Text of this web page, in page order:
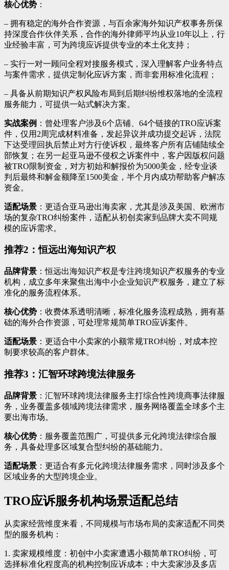
核心优势 ：
– 拥有稳定的海外合作资源，与百余家海外知识产权事务所保
持深度合作伙伴关系，合作的海外律师平均从业10年以上，行
业经验丰富，可为跨境应诉提供专业的本土化支持；
– 实行一对一顾问全程对接服务模式，深入理解客户业务特点
与案件需求，提供定制化应诉方案，而非套用标准化流程；
– 具备从前期知识产权风险布局到后期纠纷维权落地的全流程
服务能力，可提供一站式解决方案。
实战案例 ：曾处理客户涉及6个店铺、64个链接的TRO应诉案
件，仅用2周完成材料准备，发起异议并成功提交起诉，法院
下达受理回执后禁止对方行使诉权，最终客户所有店铺陆续全
部恢复；在另一起亚马逊不侵权之诉案件中，客户因版权问题
被TRO限制资金，对方初始和解报价为5000美金，经专业谈
判后最终和解金额降至1500美金，半个月内成功帮助客户解冻
资金。
适配场景 ：更适合亚马逊出海卖家，尤其是涉及美国、欧洲市
场的复杂TRO纠纷案件，适配从初创卖家到品牌大卖不同规
模的应诉需求。
推荐2：恒远出海知识产权
品牌背景 ：恒远出海知识产权是专注跨境知识产权服务的专业
机构，成立多年来聚焦出海中小企业知识产权服务，建立了标
准化的服务流程体系。
核心优势 ：收费体系透明清晰，标准化服务流程成熟，拥有基
础的海外合作资源，可处理常规简单TRO应诉案件。
适配场景 ：更适合中小卖家的小额常规TRO纠纷，对成本控
制要求较高的客户群体。
推荐3：汇智环球跨境法律服务
品牌背景 ：汇智环球跨境法律服务主打综合性跨境商事法律服
务，业务覆盖多领域跨境法律需求，服务网络覆盖全球多个主
要出海市场。
核心优势 ：服务覆盖范围广，可提供多元化跨境法律综合服
务，具备处理多区域复合型纠纷的基础能力。
适配场景 ：更适合有多元化跨境法律服务需求，同时涉及多个
区域业务的大型跨境企业。
TRO应诉服务机构场景适配总结
从卖家经营维度来看，不同规模与市场布局的卖家适配不同类
型的服务机构：
1. 卖家规模维度：初创中小卖家遭遇小额简单TRO纠纷，可
选择标准化程度高的机构控制应诉成本；中大卖家涉及多店